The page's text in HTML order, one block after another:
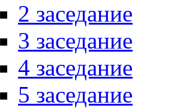
2 заседание
3 заседание
4 заседание
5 заседание